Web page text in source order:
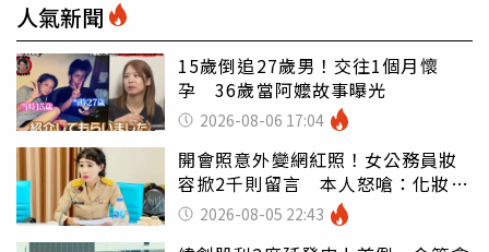
人氣新聞
15歲倒追27歲男！交往1個月懷
孕 36歲當阿嬤故事曝光
2026-08-06 17:04
開會照意外變網紅照！女公務員妝
容掀2千則留言 本人怒嗆：化妝有
錯嗎2026-08-05 22:43